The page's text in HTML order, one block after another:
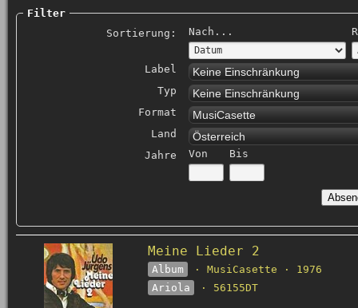
Filter
Sortierung:
Nach...
Label Keine Einschränkung
Typ Keine Einschränkung
Format MusiCasette
Land Österreich
Jahre Von Bis
Meine Lieder 2
Album
· MusiCasette · 1976
Ariola
· 56155DT